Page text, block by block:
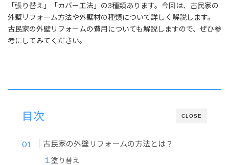
「張り替え」「カバー工法」の3種類あります。今回は、古民家の
外壁リフォーム方法や外壁材の種類について詳しく解説します。
古民家の外壁リフォームの費用についても解説しますので、ぜひ参
考にしてみてください。
CLOSE
目次
古民家の外壁リフォームの方法とは？
塗り替え